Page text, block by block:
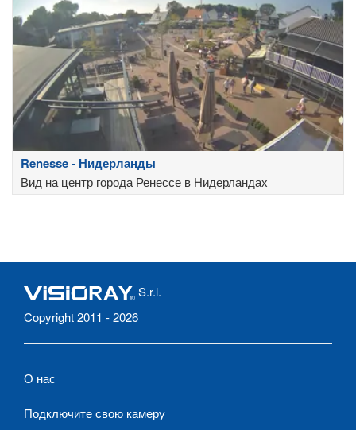
Renesse - Нидерланды
Вид на центр города Ренессе в Нидерландах
S.r.l.
Copyright 2011 - 2026
О нас
Подключите свою камеру